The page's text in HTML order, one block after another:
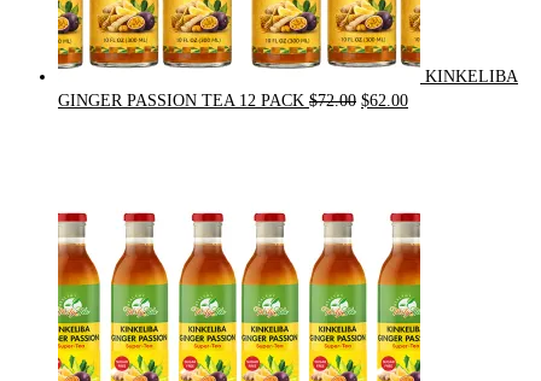
KINKELIBA
GINGER PASSION TEA 12 PACK $72.00 Original
$62.00Current